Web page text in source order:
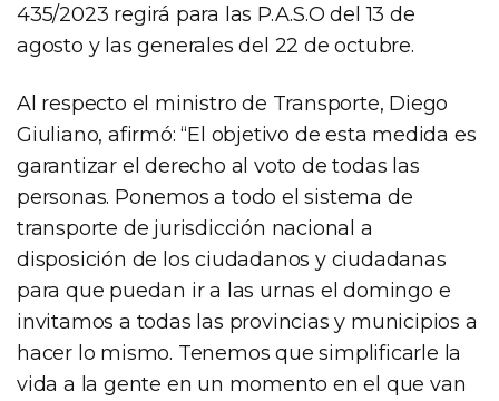
435/2023 regirá para las P.A.S.O del 13 de
agosto y las generales del 22 de octubre.
Al respecto el ministro de Transporte, Diego
Giuliano, afirmó: “El objetivo de esta medida es
garantizar el derecho al voto de todas las
personas. Ponemos a todo el sistema de
transporte de jurisdicción nacional a
disposición de los ciudadanos y ciudadanas
para que puedan ir a las urnas el domingo e
invitamos a todas las provincias y municipios a
hacer lo mismo. Tenemos que simplificarle la
vida a la gente en un momento en el que van